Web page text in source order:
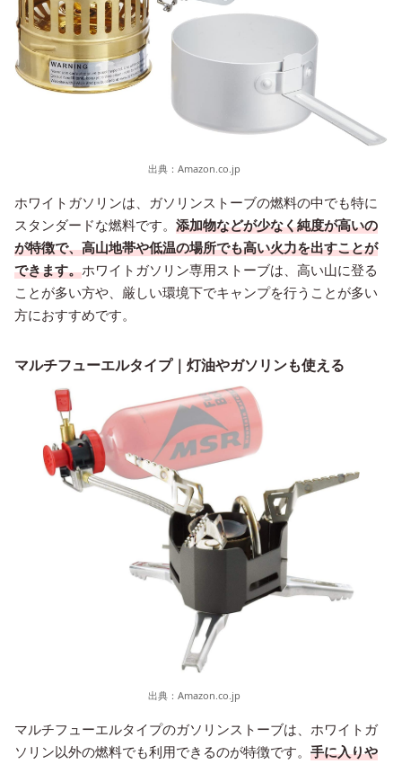
出典： Amazon.co.jp
ホワイトガソリンは、ガソリンストーブの燃料の中でも特に
スタンダードな燃料です。 添加物などが少なく純度が高いの
が特徴で、高山地帯や低温の場所でも高い火力を出すことが
できます。ホワイトガソリン専用ストーブは、高い山に登る
ことが多い方や、厳しい環境下でキャンプを行うことが多い
方におすすめです。
マルチフューエルタイプ｜灯油やガソリンも使える
出典： Amazon.co.jp
マルチフューエルタイプのガソリンストーブは、ホワイトガ
ソリン以外の燃料でも利用できるのが特徴です。 手に入りや